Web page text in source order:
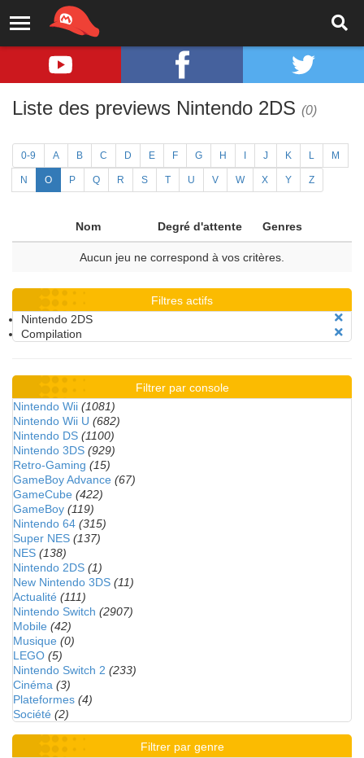
Liste des previews Nintendo 2DS (0)
0-9 A B C D E F G H J K L M
N O P Q R S T U V W X Y Z
Nom Degré d'attente Genres
Aucun jeu ne correspond à vos critères.
Filtres actifs
Nintendo 2DS
Compilation
Filtrer par console
Nintendo Wii (1081)
Nintendo Wii U (682)
Nintendo DS (1100)
Nintendo 3DS (929)
Retro-Gaming (15)
GameBoy Advance (67)
GameCube (422)
GameBoy (119)
Nintendo 64 (315)
Super NES (137)
NES (138)
Nintendo 2DS (1)
New Nintendo 3DS (11)
Actualité (111)
Nintendo Switch (2907)
Mobile (42)
Musique (0)
LEGO (5)
Nintendo Switch 2 (233)
Cinéma (3)
Plateformes (4)
Société (2)
Filtrer par genre